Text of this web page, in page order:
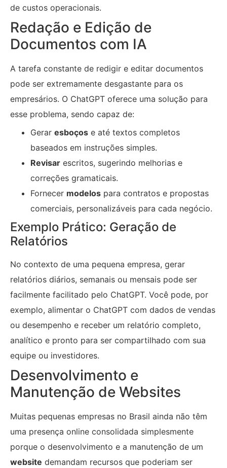
de custos operacionais.
Redação e Edição de
Documentos com IA
A tarefa constante de redigir e editar documentos
pode ser extremamente desgastante para os
empresários. O ChatGPT oferece uma solução para
esse problema, sendo capaz de:
Gerar esboços e até textos completos
baseados em instruções simples.
Revisar escritos, sugerindo melhorias e
correções gramaticais.
Fornecer modelos para contratos e propostas
comerciais, personalizáveis para cada negócio.
Exemplo Prático: Geração de
Relatórios
No contexto de uma pequena empresa, gerar
relatórios diários, semanais ou mensais pode ser
facilmente facilitado pelo ChatGPT. Você pode, por
exemplo, alimentar o ChatGPT com dados de vendas
ou desempenho e receber um relatório completo,
analítico e pronto para ser compartilhado com sua
equipe ou investidores.
Desenvolvimento e
Manutenção de Websites
Muitas pequenas empresas no Brasil ainda não têm
uma presença online consolidada simplesmente
porque o desenvolvimento e a manutenção de um
website demandam recursos que poderiam ser